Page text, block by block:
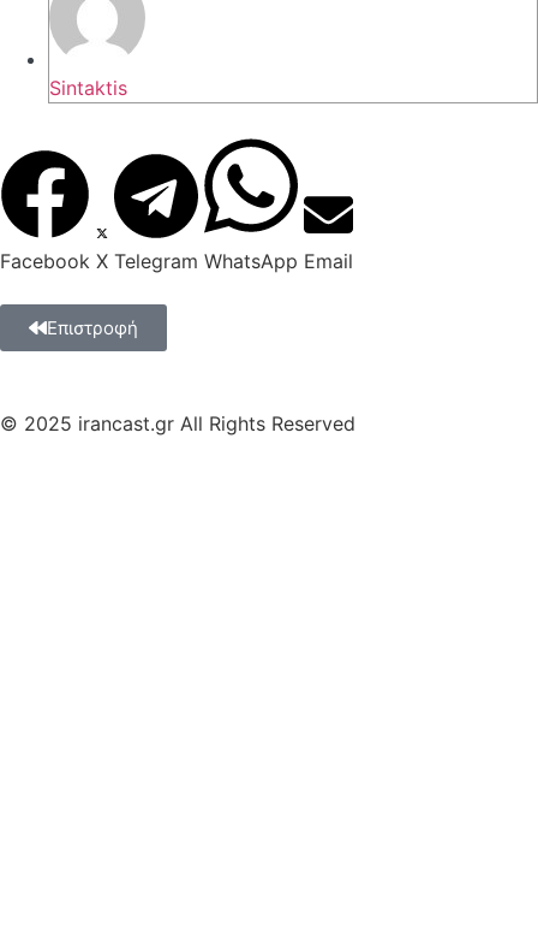
Sintaktis
Facebook X Telegram WhatsApp Email
Επιστροφή
© 2025 irancast.gr All Rights Reserved